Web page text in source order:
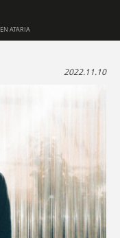
ATARIA
2022.11.10